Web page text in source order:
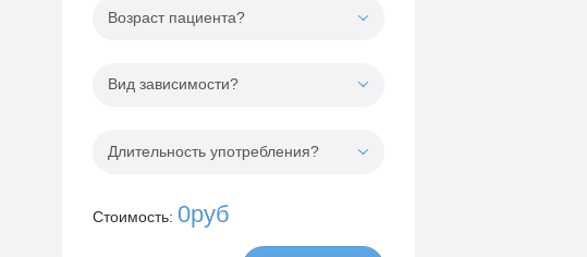
Возраст пациента?
Вид зависимости?
Длительность употребления?
Стоимость: 0руб